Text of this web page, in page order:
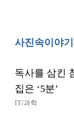
사진속이야기
독사를 삼킨
집은 ‘5분’
IT/과학